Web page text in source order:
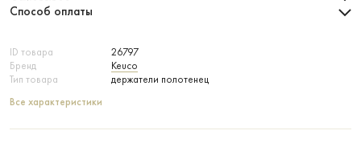
ID товара
26797
Бренд
Keuco
Тип товара
держатели полотенец
Все характеристики
Способ оплаты